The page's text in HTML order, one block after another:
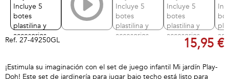
Ref. 27-49250GL 15,95 €
¡Estimula su imaginación con el set de juego infantil Mi jardín Play-
Doh! Este set de jardinería para jugar bajo techo está listo para